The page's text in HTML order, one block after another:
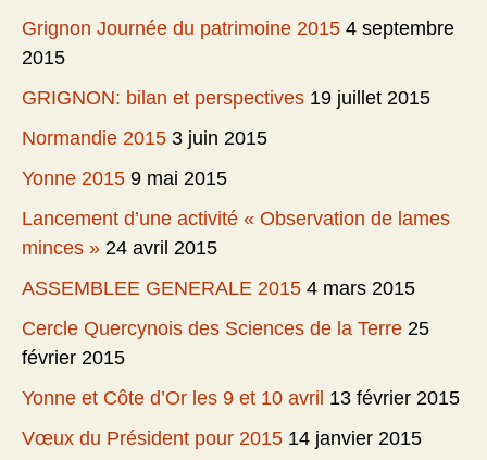
Grignon Journée du patrimoine 2015 4 septembre
2015
GRIGNON: bilan et perspectives 19 juillet 2015
Normandie 2015 3 juin 2015
Yonne 2015 9 mai 2015
Lancement d’une activité « Observation de lames
minces » 24 avril 2015
ASSEMBLEE GENERALE 2015 4 mars 2015
Cercle Quercynois des Sciences de la Terre 25
février 2015
Yonne et Côte d’Or les 9 et 10 avril 13 février 2015
Vœux du Président pour 2015 14 janvier 2015